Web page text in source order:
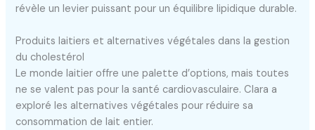
révèle un levier puissant pour un équilibre lipidique durable.
Produits laitiers et alternatives végétales dans la gestion
du cholestérol
Le monde laitier offre une palette d’options, mais toutes
ne se valent pas pour la santé cardiovasculaire. Clara a
exploré les alternatives végétales pour réduire sa
consommation de lait entier.